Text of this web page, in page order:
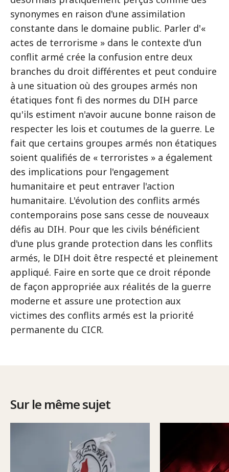
synonymes en raison d'une assimilation
constante dans le domaine public. Parler d'«
actes de terrorisme » dans le contexte d'un
conflit armé crée la confusion entre deux
branches du droit différentes et peut conduire
à une situation où des groupes armés non
étatiques font fi des normes du DIH parce
qu'ils estiment n'avoir aucune bonne raison de
respecter les lois et coutumes de la guerre. Le
fait que certains groupes armés non étatiques
soient qualifiés de « terroristes » a également
des implications pour l'engagement
humanitaire et peut entraver l'action
humanitaire. L'évolution des conflits armés
contemporains pose sans cesse de nouveaux
défis au DIH. Pour que les civils bénéficient
d'une plus grande protection dans les conflits
armés, le DIH doit être respecté et pleinement
appliqué. Faire en sorte que ce droit réponde
de façon appropriée aux réalités de la guerre
moderne et assure une protection aux
victimes des conflits armés est la priorité
permanente du CICR.
Sur le même sujet